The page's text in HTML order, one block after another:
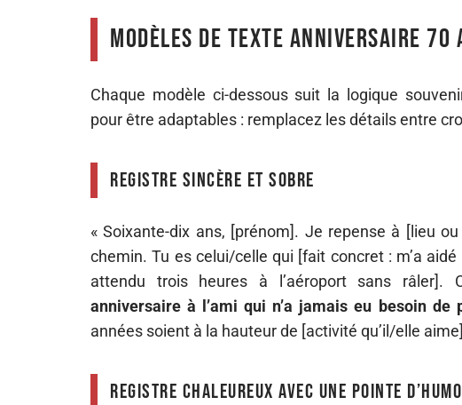
Modèles de texte anniversaire 70
Chaque modèle ci-dessous suit la logique
pour être adaptables : remplacez les détails entre
Registre sincère et sobre
« Soixante-dix ans, [prénom]. Je repense à [lieu
chemin. Tu es celui/celle qui [fait concret : m’a
attendu trois heures à l’aéroport sans râler].
anniversaire à l’ami qui n’a jamais eu besoin de
années soient à la hauteur de [activité qu’il/elle
Registre chaleureux avec une pointe